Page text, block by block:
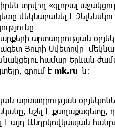
տրվող «գլոբալ
մեկնաբանել է
արտադրության
Յուրի Սվետովը
համար Երևան
գրում է mk.ru–ն։
արտադրության
նշել է քաղաքագետը,
այդ Անդրկովկասյան